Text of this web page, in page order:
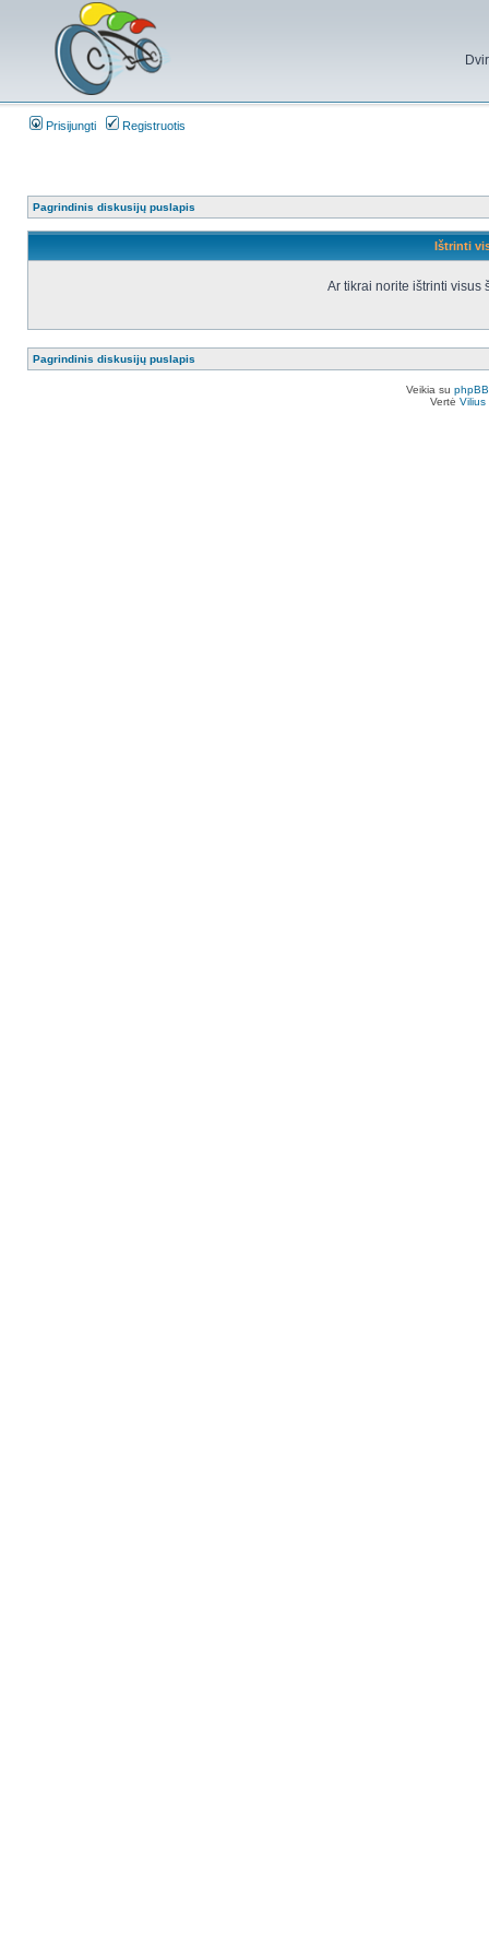
Prisijungti Registruotis
Pagrindinis diskusijų puslapis
Ištrinti
Ar tikrai norite ištrinti visus
Pagrindinis diskusijų puslapis
Veikia su phpBB
Vertė Vilius